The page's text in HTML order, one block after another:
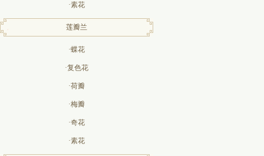
·素花
莲瓣兰
·蝶花
·复色花
·荷瓣
·梅瓣
·奇花
·素花